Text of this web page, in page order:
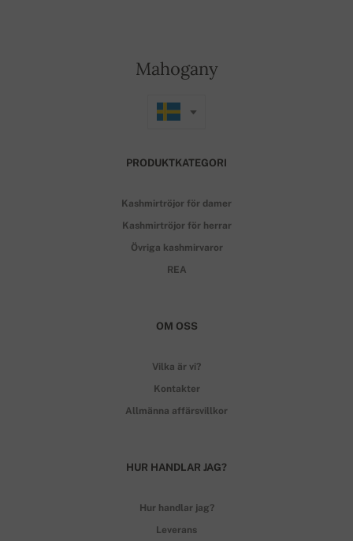
Mahogany
PRODUKTKATEGORI
Kashmirtröjor för damer
Kashmirtröjor för herrar
Övriga kashmirvaror
REA
OM OSS
Vilka är vi?
Kontakter
Allmänna affärsvillkor
HUR HANDLAR JAG?
Hur handlar jag?
Leverans